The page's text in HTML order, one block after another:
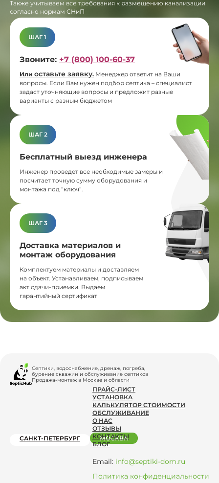
Также учитываем все требования к размещению канализации
согласно нормам СНиП
ШАГ 1
Звоните: +7 (800) 100-60-37
Или оставьте заявку. Менеджер ответит на Ваши
вопросы. Если Вам нужен подбор септика – специалист
задаст уточняющие вопросы и предложит разные
варианты с разным бюджетом
ШАГ 2
Бесплатный выезд инженера
Инженер проведет все необходимые замеры и
посчитает точную сумму оборудования и
монтажа под “ключ”.
ШАГ 3
Доставка материалов и
монтаж оборудования
Комплектуем материалы и доставляем
на объект. Устанавливаем, подписываем
акт сдачи-приемки. Выдаем
гарантийный сертификат
Септики, водоснабжение, дренаж, погреба,
бурение скважин и обслуживание септиков
Продажа-монтаж в Москве и области
ПРАЙС-ЛИСТ
УСТАНОВКА
КАЛЬКУЛЯТОР СТОИМОСТИ
ОБСЛУЖИВАНИЕ
О НАС
ОТЗЫВЫ
КОНТАКТЫ
БЛОГ
Email: info@septiki-dom.ru
Политика конфиденциальности
САНКТ-ПЕТЕРБУРГ МОСКВА